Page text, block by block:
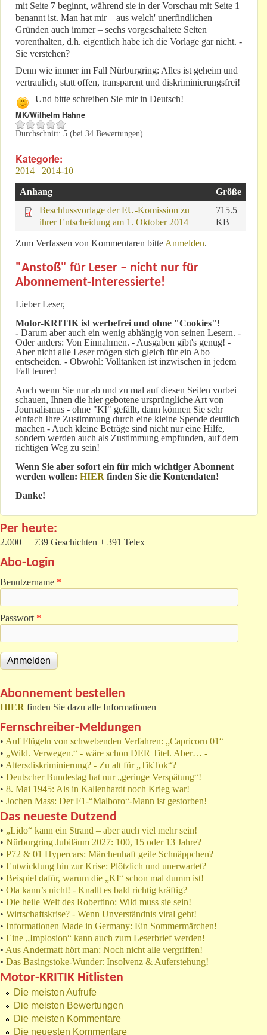
mit Seite 7 beginnt, während sie in der Vorschau mit Seite 1
benannt ist. Man hat mir – aus welch' unerfindlichen
Gründen auch immer – sechs vorgeschaltete Seiten
vorenthalten, d.h. eigentlich habe ich die Vorlage gar nicht. -
Sie verstehen?
Denn wie immer im Fall Nürburgring: Alles ist geheim und
vertraulich, statt offen, transparent und diskriminierungsfrei!
Und bitte schreiben Sie mir in Deutsch!
MK/Wilhelm Hahne
Durchschnitt: 5 (bei 34 Bewertungen)
Kategorie:
2014 2014-10
Anhang
Größe
Beschlussvorlage der EU-Komission zu
ihrer Entscheidung am 1. Oktober 2014
715.5
KB
Zum Verfassen von Kommentaren bitte Anmelden.
"Anstoß" für Leser – nicht nur für
Abonnement-Interessierte!
Lieber Leser,
Motor-KRITIK ist werbefrei und ohne "Cookies"!
- Darum aber auch ein wenig abhängig von seinen Lesern. -
Oder anders: Von Einnahmen. - Ausgaben gibt's genug! -
Aber nicht alle Leser mögen sich gleich für ein Abo
entscheiden. - Obwohl: Volltanken ist inzwischen in jedem
Fall teurer!
Auch wenn Sie nur ab und zu mal auf diesen Seiten vorbei
schauen, Ihnen die hier gebotene ursprüngliche Art von
Journalismus - ohne "KI" gefällt, dann können Sie sehr
einfach Ihre Zustimmung durch eine kleine Spende deutlich
machen - Auch kleine Beträge sind nicht nur eine Hilfe,
sondern werden auch als Zustimmung empfunden, auf dem
richtigen Weg zu sein!
Wenn Sie aber sofort ein für mich wichtiger Abonnent
werden wollen: HIER finden Sie die Kontendaten!
Danke!
Per heute:
2.000 + 739 Geschichten + 391 Telex
Abo-Login
Benutzername *
Passwort *
Abonnement bestellen
HIER finden Sie dazu alle Informationen
Fernschreiber-Meldungen
• Auf Flügeln von schwebenden Verfahren: „Capricorn 01“
• „Wild. Verwegen.“ - wäre schon DER Titel. Aber… -
• Altersdiskriminierung? - Zu alt für „TikTok“?
• Deutscher Bundestag hat nur „geringe Verspätung“!
• 8. Mai 1945: Als in Kallenhardt noch Krieg war!
• Jochen Mass: Der F1-“Malboro“-Mann ist gestorben!
Das neueste Dutzend
• „Lido“ kann ein Strand – aber auch viel mehr sein!
• Nürburgring Jubiläum 2027: 100, 15 oder 13 Jahre?
• P72 & 01 Hypercars: Märchenhaft geile Schnäppchen?
• Entwicklung hin zur Krise: Plötzlich und unerwartet?
• Beispiel dafür, warum die „KI“ schon mal dumm ist!
• Ola kann’s nicht! - Knallt es bald richtig kräftig?
• Die heile Welt des Robertino: Wild muss sie sein!
• Wirtschaftskrise? - Wenn Unverständnis viral geht!
• Informationen Made in Germany: Ein Sommermärchen!
• Eine „Implosion“ kann auch zum Leserbrief werden!
• Aus Andermatt hört man: Noch nicht alle vergriffen!
• Das Basingstoke-Wunder: Insolvenz & Auferstehung!
Motor-KRITIK Hitlisten
Die meisten Aufrufe
Die meisten Bewertungen
Die meisten Kommentare
Die neuesten Kommentare